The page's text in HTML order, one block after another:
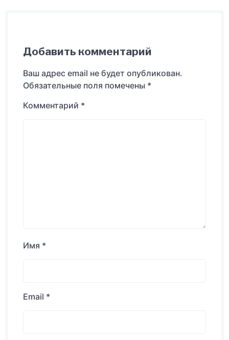
Добавить комментарий
Ваш адрес email не будет опубликован.
Обязательные поля помечены *
Комментарий *
Имя *
Email *